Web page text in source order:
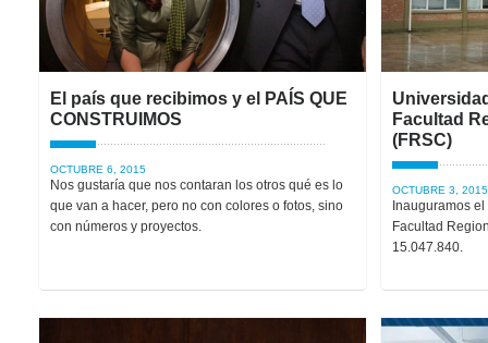
El país que recibimos y el PAÍS QUE
CONSTRUIMOS​
OCTUBRE 6, 2015
Nos gustaría que nos contaran los otros qué es lo
que van a hacer, pero no con colores o fotos, sino
con números y proyectos.
Facultad
(FRSC)​
OCTUBRE 3, 2015
Inauguramos
Facultad
15.047.840.